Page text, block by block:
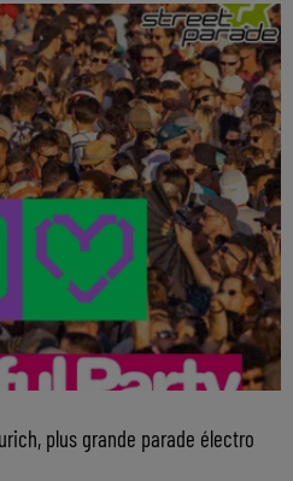
plus grande parade électro